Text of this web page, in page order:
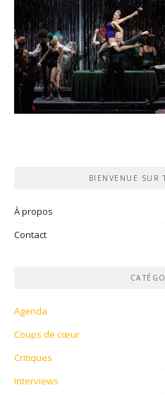
BIENVENUE SUR
À propos
Contact
Agenda
Coups de cœur
Critiques
Interviews